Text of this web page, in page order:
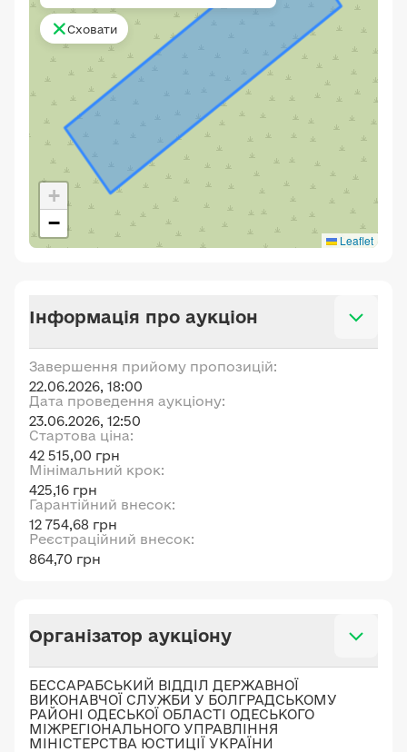
+
−
Leaflet
Сховати
Інформація про аукціон
Завершення прийому пропозицій:
22.06.2026, 18:00
Дата проведення аукціону:
23.06.2026, 12:50
Стартова ціна:
42 515,00 грн
Мінімальний крок:
425,16 грн
Гарантійний внесок:
12 754,68 грн
Реєстраційний внесок:
864,70 грн
Організатор аукціону
БЕССАРАБСЬКИЙ ВІДДІЛ ДЕРЖАВНОЇ
ВИКОНАВЧОЇ СЛУЖБИ У БОЛГРАДСЬКОМУ
РАЙОНІ ОДЕСЬКОЇ ОБЛАСТІ ОДЕСЬКОГО
МІЖРЕГІОНАЛЬНОГО УПРАВЛІННЯ
МІНІСТЕРСТВА ЮСТИЦІЇ УКРАЇНИ